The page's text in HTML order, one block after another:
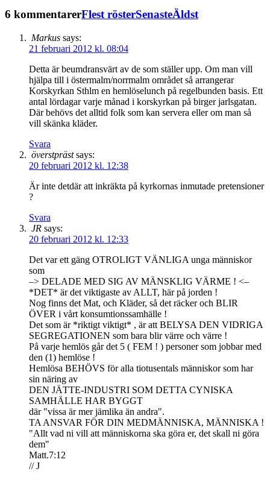
6 kommentarerFlest rösterSenasteÄldst
Markus says:
21 februari 2012 kl. 08:04
Detta är beumdransvärt av de som ställer upp. Om man vill
hjälpa till i östermalm/norrmalm området så arrangerar
Korskyrkan Sthlm en hemlöselunch på regelbunden basis. Ett
antal lördagar varje månad i korskyrkan på birger jarlsgatan.
Där behövs det alltid folk som kan servera eller om man så
vill skänka kläder.
Svara
överstpräst says:
20 februari 2012 kl. 12:38
Är inte detdär att inkräkta på kyrkornas inmutade pretensioner
?
Svara
JR says:
20 februari 2012 kl. 12:33
Det var ett gäng OTROLIGT VÄNLIGA unga människor
som
–> DELADE MED SIG AV MÄNSKLIG VÄRME ! <–
*DET* är det viktigaste av ALLT, här på jorden !
Nog finns det Mat, och Kläder, så det räcker och BLIR
ÖVER i vårt konsumtionssamhälle !
Det som är *riktigt viktigt* , är att BELYSA DEN VIDRIGA
SEGREGATIONEN som bara blir värre och värre !
På varje hemlös går det 5 ( FEM ! ) personer som jobbar med
den (1) hemlöse !
Hemlösa BEHÖVS för alla tiotusentals människor som har
sin näring av
DEN JÄTTE-INDUSTRI SOM DETTA CYNISKA
SAMHÄLLE HAR BYGGT
där "vissa är mer jämlika än andra".
TA ANSVAR FÖR DIN MEDMÄNNISKA, MÄNNISKA !
"Allt vad ni vill att människorna ska göra er, det skall ni göra
dem"
Matt.7:12
// J